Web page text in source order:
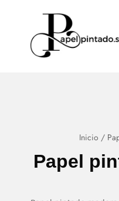
Inicio /
Papel